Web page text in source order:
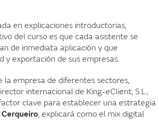
en explicaciones introductorias,
del curso es que cada asistente se
de inmediata aplicación y que
exportación de sus empresas.
la empresa de diferentes sectores,
internacional de King-eClient, S.L.,
clave para establecer una estrategia
, explicará como el mix digital